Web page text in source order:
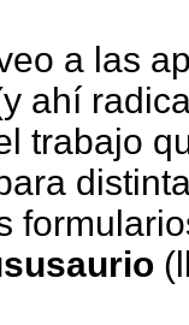
a las
ahí
trabajo